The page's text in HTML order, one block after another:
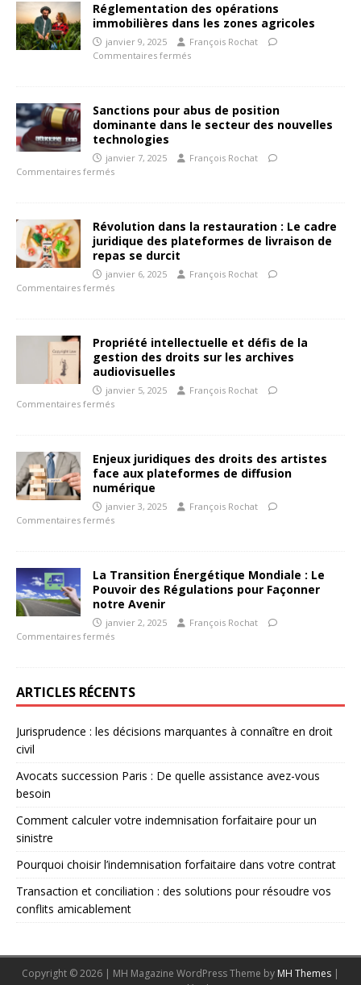
Réglementation des opérations
immobilières dans les zones agricoles
janvier 9, 2025
François Rochat
Commentaires fermés
Sanctions pour abus de position
dominante dans le secteur des nouvelles
technologies
janvier 7, 2025
François Rochat
Commentaires fermés
Révolution dans la restauration : Le cadre
juridique des plateformes de livraison de
repas se durcit
janvier 6, 2025
François Rochat
Commentaires fermés
Propriété intellectuelle et défis de la
gestion des droits sur les archives
audiovisuelles
janvier 5, 2025
François Rochat
Commentaires fermés
Enjeux juridiques des droits des artistes
face aux plateformes de diffusion
numérique
janvier 3, 2025
François Rochat
Commentaires fermés
La Transition Énergétique Mondiale : Le
Pouvoir des Régulations pour Façonner
notre Avenir
janvier 2, 2025
François Rochat
Commentaires fermés
ARTICLES RÉCENTS
Jurisprudence : les décisions marquantes à connaître en droit
civil
Avocats succession Paris : De quelle assistance avez-vous
besoin
Comment calculer votre indemnisation forfaitaire pour un
sinistre
Pourquoi choisir l’indemnisation forfaitaire dans votre contrat
Transaction et conciliation : des solutions pour résoudre vos
conflits amicablement
Copyright © 2026 | MH Magazine WordPress Theme by MH Themes |